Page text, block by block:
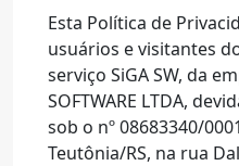
Esta Política de
usuários e visitantes
serviço SiGA SW, da
SOFTWARE LTDA,
sob o nº 08683340/
Teutônia/RS, na rua